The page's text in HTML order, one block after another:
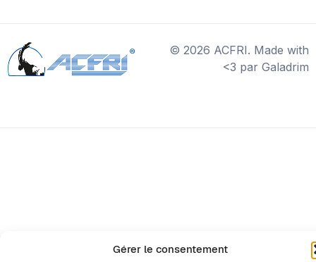
Gérer le consentement
© 2026 ACFRI. Made with
<3 par Galadrim